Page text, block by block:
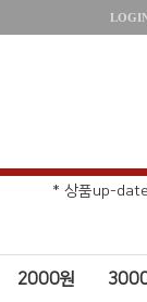
* 상품up-
2000원